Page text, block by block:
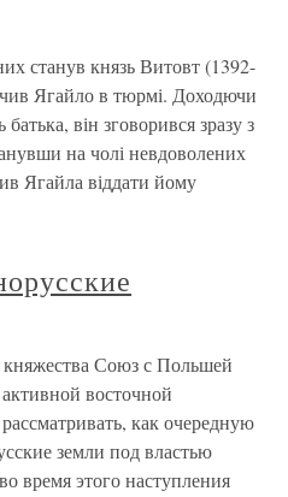
станув князь Витовт (1392-
Ягайло в тюрмі. Доходючи
він зговорився зразу з
на чолі невдоволених
Ягайла віддати йому
Союз с Польшей
восточной
как очередную
земли под властью
время этого наступления